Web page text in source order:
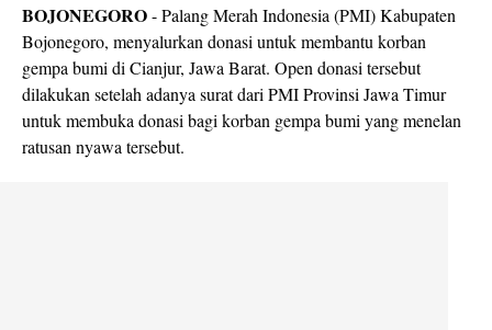
BOJONEGORO- Palang Merah Indonesia (PMI) Kabupaten
Bojonegoro, menyalurkan donasi untuk membantu korban
gempa bumi di Cianjur, Jawa Barat. Open donasi tersebut
dilakukan setelah adanya surat dari PMI Provinsi Jawa Timur
untuk membuka donasi bagi korban gempa bumi yang menelan
ratusan nyawa tersebut.